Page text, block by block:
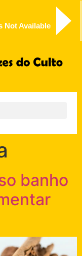
Not Available
banho